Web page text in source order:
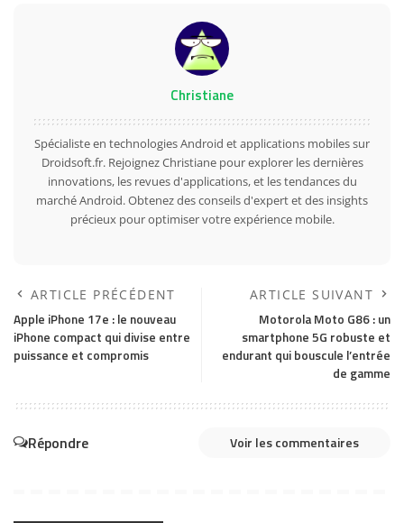
Christiane
Spécialiste en technologies Android et applications mobiles sur
Droidsoft.fr. Rejoignez Christiane pour explorer les dernières
innovations, les revues d'applications, et les tendances du
marché Android. Obtenez des conseils d'expert et des insights
précieux pour optimiser votre expérience mobile.
ARTICLE PRÉCÉDENT
Apple iPhone 17e : le nouveau
iPhone compact qui divise entre
puissance et compromis
ARTICLE SUIVANT
Motorola Moto G86 : un
smartphone 5G robuste et
endurant qui bouscule l’entrée
de gamme
Répondre Voir les commentaires